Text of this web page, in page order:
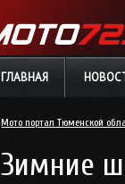
ГЛАВНАЯ
Мото портал Тюменской
Зимние